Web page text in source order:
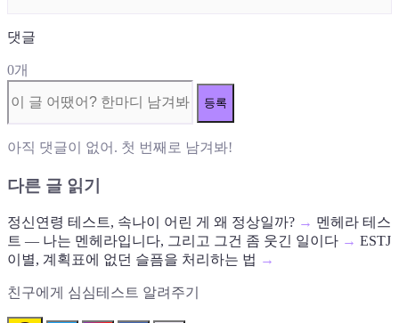
댓글
0개
등록
아직 댓글이 없어. 첫 번째로 남겨봐!
다른 글 읽기
정신연령 테스트, 속나이 어린 게 왜 정상일까? → 멘헤라 테스
트 — 나는 멘헤라입니다, 그리고 그건 좀 웃긴 일이다 → ESTJ
이별, 계획표에 없던 슬픔을 처리하는 법 →
친구에게 심심테스트 알려주기